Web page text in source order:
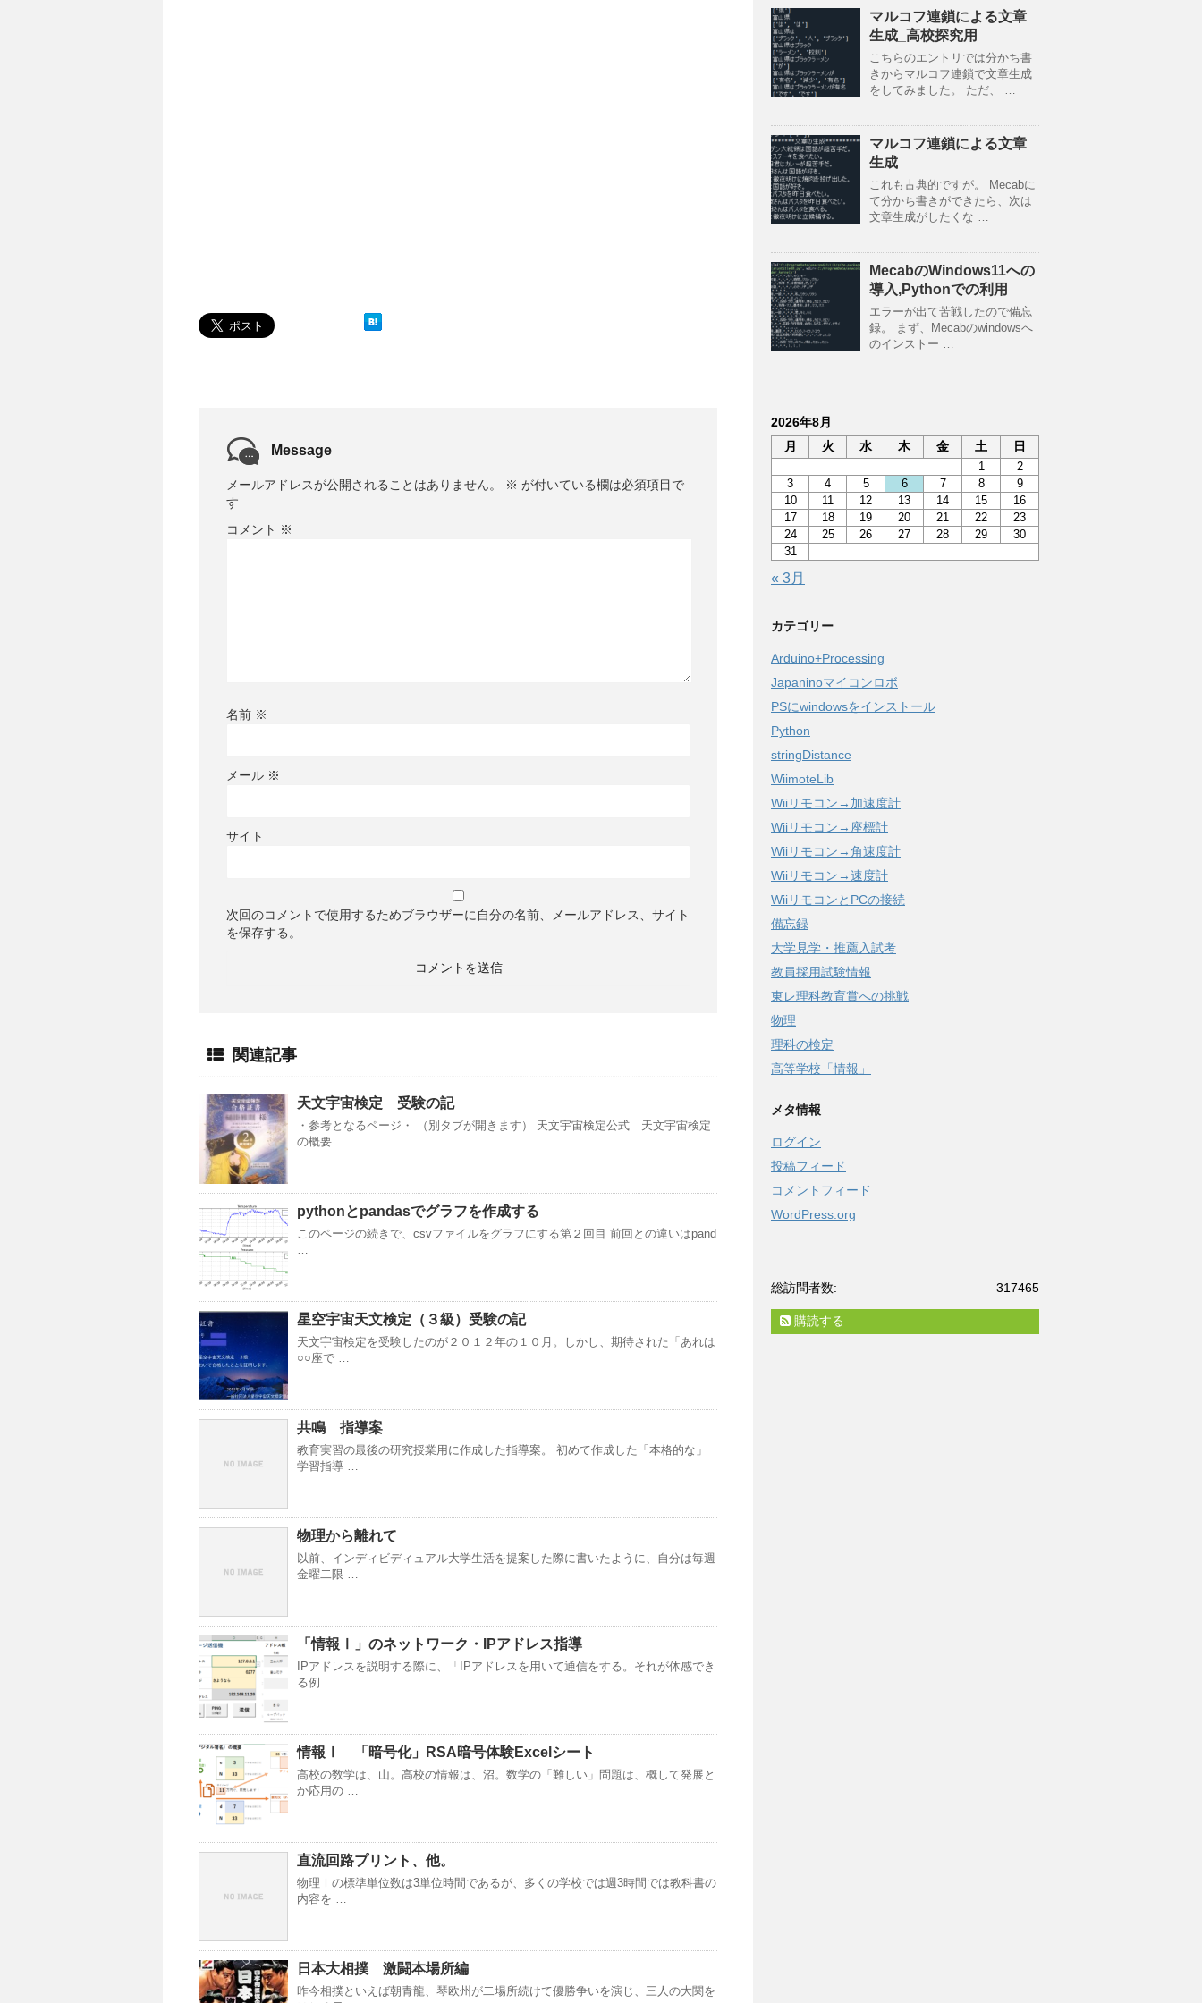
Message
メールアドレスが公開されることはありません。 ※ が付いている欄は必須項目で
す
コメント ※
名前 ※
メール ※
サイト
次回のコメントで使用するためブラウザーに自分の名前、メールアドレス、サイト
を保存する。
関連記事
天文宇宙検定 受験の記
・参考となるページ・ （別タブが開きます） 天文宇宙検定公式 天文宇宙検定
の概要 …
pythonとpandasでグラフを作成する
このページの続きで、csvファイルをグラフにする第２回目 前回との違いはpand
…
星空宇宙天文検定（３級）受験の記
天文宇宙検定を受験したのが２０１２年の１０月。しかし、期待された「あれは
○○座で …
共鳴 指導案
教育実習の最後の研究授業用に作成した指導案。 初めて作成した「本格的な」
学習指導 …
物理から離れて
以前、インディビディュアル大学生活を提案した際に書いたように、自分は毎週
金曜二限 …
「情報Ⅰ」のネットワーク・IPアドレス指導
IPアドレスを説明する際に、「IPアドレスを用いて通信をする。それが体感でき
る例 …
情報Ⅰ 「暗号化」RSA暗号体験Excelシート
高校の数学は、山。高校の情報は、沼。数学の「難しい」問題は、概して発展と
か応用の …
直流回路プリント、他。
物理Ⅰの標準単位数は3単位時間であるが、多くの学校では週3時間では教科書の
内容を …
日本大相撲 激闘本場所編
昨今相撲といえば朝青龍、琴欧州が二場所続けて優勝争いを演じ、三人の大関を
マルコフ連鎖による文章
生成_高校探究用
こちらのエントリでは分かち書
きからマルコフ連鎖で文章生成
をしてみました。 ただ、 …
マルコフ連鎖による文章
生成
これも古典的ですが。 Mecabに
て分かち書きができたら、次は
文章生成がしたくな …
MecabのWindows11への
導入,Pythonでの利用
エラーが出て苦戦したので備忘
録。 まず、Mecabのwindowsへ
のインストー …
2026年8月
月
火 水 木 金 土 日
1
2
3
4 5 6 7 8
9
10
11 12 13 14 15
16
17
18 19 20 21 22
23
24
25 26 27 28 29
30
31
« 3月
カテゴリー
Arduino+Processing
Japaninoマイコンロボ
PSにwindowsをインストール
Python
stringDistance
WiimoteLib
Wiiリモコン→加速度計
Wiiリモコン→座標計
Wiiリモコン→角速度計
Wiiリモコン→速度計
WiiリモコンとPCの接続
備忘録
大学見学・推薦入試考
教員採用試験情報
東レ理科教育賞への挑戦
物理
理科の検定
高等学校「情報」
メタ情報
ログイン
投稿フィード
コメントフィード
WordPress.org
317465
総訪問者数:
購読する